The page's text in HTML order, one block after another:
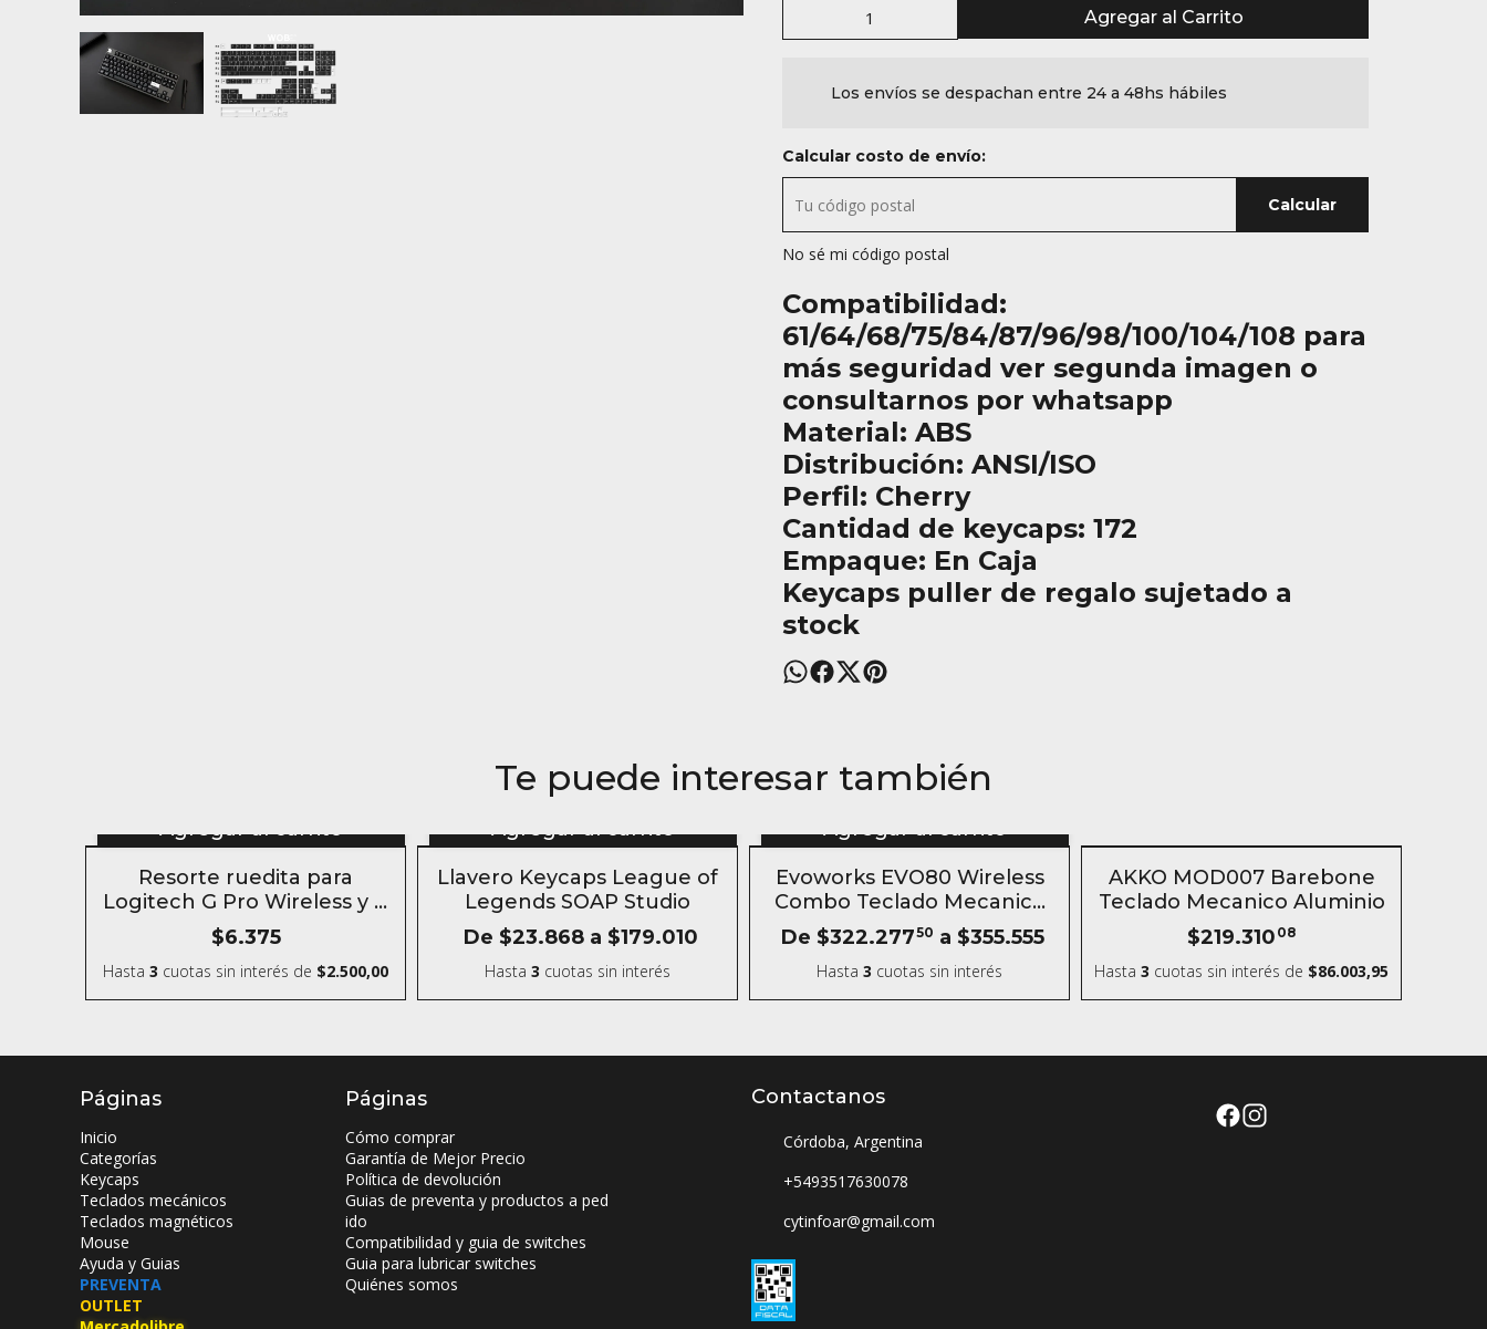
Agregar al Carrito
Los envíos se despachan entre 24 a 48hs hábiles
Calcular costo de envío:
Calcular
No sé mi código postal
Compatibilidad:
61/64/68/75/84/87/96/98/100/104/108 para
más seguridad ver segunda imagen o
consultarnos por whatsapp
Material: ABS
Distribución: ANSI/ISO
Perfil: Cherry
Cantidad de keycaps: 172
Empaque: En Caja
Keycaps puller de regalo sujetado a
stock
Te puede interesar también
Agregar al carrito
Resorte ruedita para
Logitech G Pro Wireless y G
Pro X Superlight
$6.375
Hasta 3 cuotas sin interés de $2.500,00
- 10 %
Agregar al carrito
Llavero Keycaps League of
Legends SOAP Studio
De $23.868 a $179.010
Hasta 3 cuotas sin interés
Agregar al carrito
Evoworks EVO80 Wireless
Combo Teclado Mecanico
Aluminio Inalámbrico
De $322.27750 a $355.555
Hasta 3 cuotas sin interés
SIN STOCK
AKKO MOD007 Barebone
Teclado Mecanico Aluminio
$219.310 08
Hasta 3 cuotas sin interés de $86.003,95
Páginas
Inicio
Categorías
Keycaps
Teclados mecánicos
Teclados magnéticos
Mouse
Ayuda y Guias
PREVENTA
OUTLET
Páginas
Cómo comprar
Garantía de Mejor Precio
Política de devolución
Guias de preventa y productos a ped
ido
Compatibilidad y guia de switches
Guia para lubricar switches
Quiénes somos
Contactanos
Córdoba, Argentina
+5493517630078
cytinfoar@gmail.com